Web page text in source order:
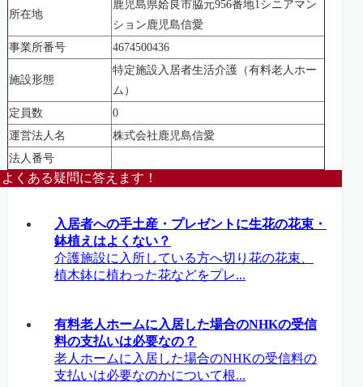
所在地
鹿児島県姶良市脇元956番地1シニアマン
ション鹿児島信愛
事業所番号
4674500436
施設形態
特定施設入居者生活介護（有料老人ホー
ム）
定員数
0
運営法人名
株式会社鹿児島信愛
法人番号
よくある疑問に答えます！
入居者への手土産・プレゼントに生花の花束・
鉢植えはよくない？
介護施設に入所している方へ切り花の花束、
植木鉢に植わった花などをプレ...
有料老人ホームに入居した場合のNHKの受信
料の支払いは必要なの？
老人ホームに入居した場合のNHKの受信料の
支払いは必要なのかについて根...